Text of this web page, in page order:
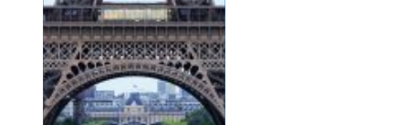
ut och erbjuder en
kombination av
historiskt lärande,
fantastisk natur och...